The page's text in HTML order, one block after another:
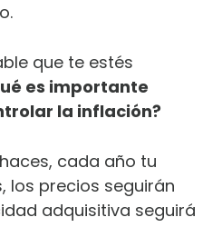
que te estés
es importante
la inflación?
cada año tu
los precios seguirán
adquisitiva seguirá